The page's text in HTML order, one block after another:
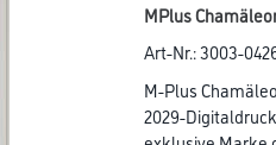
MPlus
Art-Nr.:3003-
M-Plus
2029-